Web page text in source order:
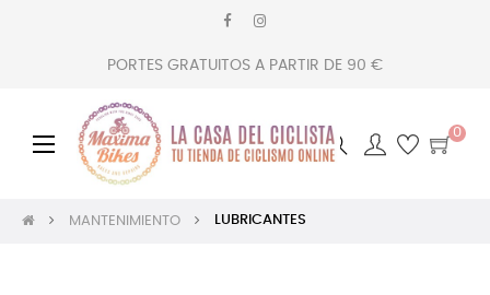
PORTES GRATUITOS A PARTIR DE 90 €
Navegación
palanca
☰
0
MANTENIMIENTO LUBRICANTES